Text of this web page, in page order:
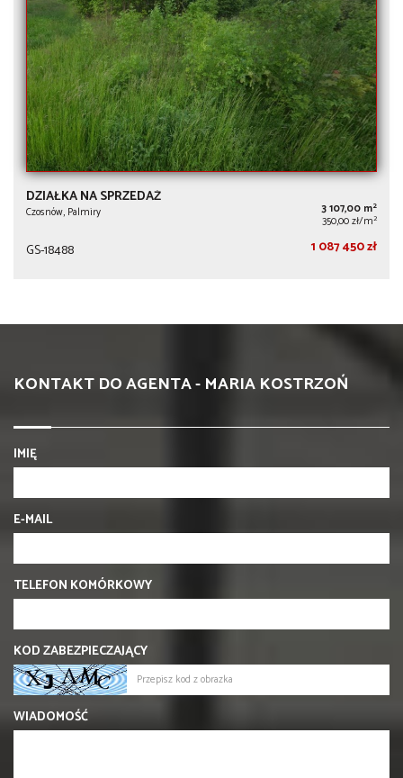
DZIAŁKA NA SPRZEDAŻ
Czosnów, Palmiry 3 107,00 m2
350,00 zł/m2
GS-18488 1 087 450 zł
KONTAKT DO AGENTA - MARIA KOSTRZOŃ
IMIĘ
E-MAIL
TELEFON KOMÓRKOWY
KOD ZABEZPIECZAJĄCY
WIADOMOŚĆ